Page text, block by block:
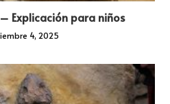
Explicación para niños
4, 2025